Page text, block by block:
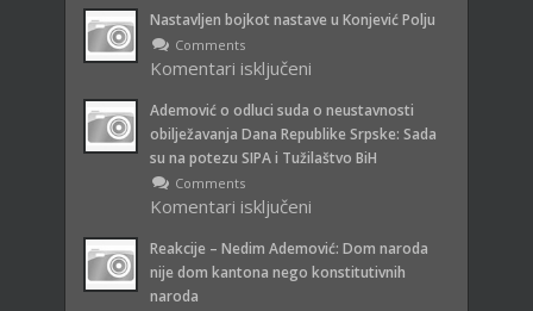
Recent Nastavljen bojkot nastave u Konjević Polju
Komentari isključeni
Konjević Polju
Comments
Ademović o odluci suda o neustavnosti
obilježavanja Dana Republike Srpske: Sada
su na potezu SIPA i Tužilaštvo BiH
Komentari isključeni
neustavnosti obilježavanja Dana
Republike Srpske: Sada su na
potezu SIPA i Tužilaštvo BiH
Comments
Reakcije – Nedim Ademović: Dom naroda
nije dom kantona nego konstitutivnih
naroda